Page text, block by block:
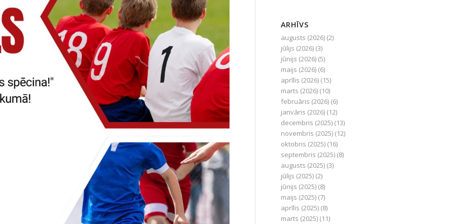
ARHĪVS
augusts (2026) (2)
jūlijs (2026) (3)
jūnijs (2026) (5)
maijs (2026) (6)
aprīlis (2026) (15)
marts (2026) (10)
februāris (2026) (6)
janvāris (2026) (12)
decembris (2025) (13)
novembris (2025) (12)
oktobris (2025) (16)
septembris (2025) (8)
augusts (2025) (3)
jūlijs (2025) (2)
jūnijs (2025) (8)
maijs (2025) (7)
aprīlis (2025) (8)
marts (2025) (11)